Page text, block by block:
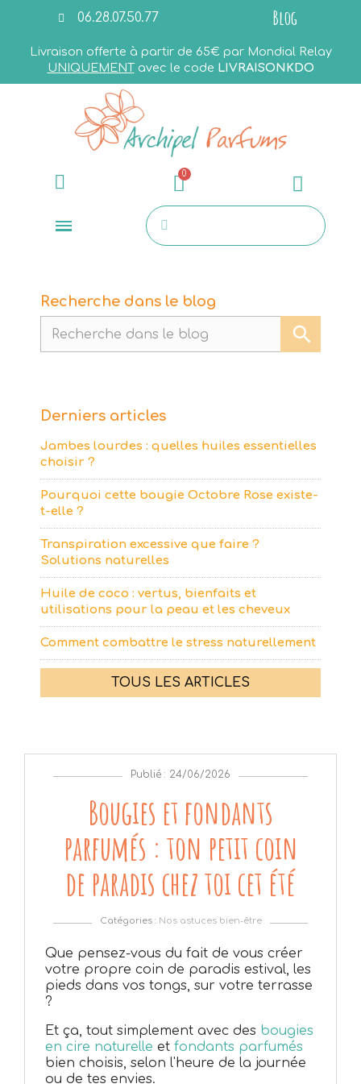
06.28.07.50.77 Blog
Livraison offerte à partir de 65€ par Mondial Relay
UNIQUEMENTavec le code LIVRAISONKDO
Recherche dans le blog
Derniers articles
Jambes lourdes : quelles huiles essentielles
choisir ?
Pourquoi cette bougie Octobre Rose existe-
t-elle ?
Transpiration excessive que faire ?
Solutions naturelles
Huile de coco : vertus, bienfaits et
utilisations pour la peau et les cheveux
Comment combattre le stress naturellement
TOUS LES ARTICLES
Publié : 24/06/2026
Bougies et fondants
parfumés : ton petit coin
de paradis chez toi cet été
Catégories : Nos astuces bien-être
Que pensez-vous du fait de vous créer
votre propre coin de paradis estival, les
pieds dans vos tongs, sur votre terrasse
?
Et ça, tout simplement avec des bougies
en cire naturelle et fondants parfumés
bien choisis, selon l'heure de la journée
ou de tes envies.